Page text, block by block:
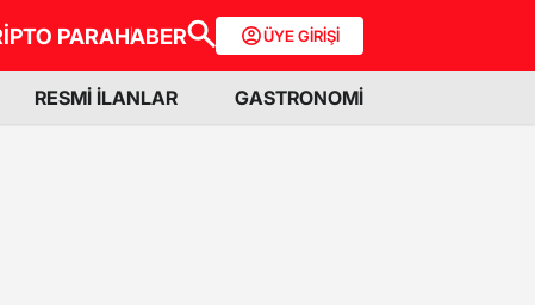
PARAHABER ÜYE GİRİŞİ
RESMİ İLANLAR GASTRONOMİ